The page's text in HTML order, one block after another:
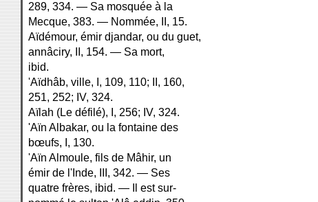
289, 334. — Sa mosquée à la
Mecque, 383. — Nommée, II, 15.
Aïdémour, émir djandar, ou du guet,
annâciry, II, 154. — Sa mort,
ibid.
'Aïdhâb, ville, I, 109, 110; II, 160,
251, 252; IV, 324.
Aïlah (Le défilé), I, 256; IV, 324.
'Aïn Albakar, ou la fontaine des
bœufs, I, 130.
'Aïn Almoule, fils de Mâhir, un
émir de l'Inde, III, 342. — Ses
quatre frères, ibid. — Il est sur-